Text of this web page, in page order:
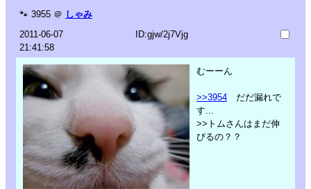
🐾 3955 ＠ しゃみ
2011-06-07
21:41:58
ID:gjw/2j7Vjg
むーーん
>>3954 だだ漏れで
す...
>>トムさんはまだ伸
びるの？？